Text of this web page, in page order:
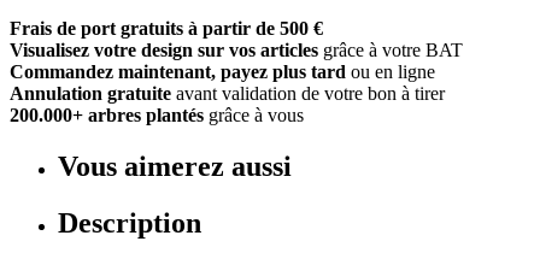
Frais de port gratuits à partir de 500 €
Visualisez votre design sur vos articles grâce à votre BAT
Commandez maintenant, payez plus tard ou en ligne
Annulation gratuite avant validation de votre bon à tirer
200.000+ arbres plantés grâce à vous
Vous aimerez aussi
Description